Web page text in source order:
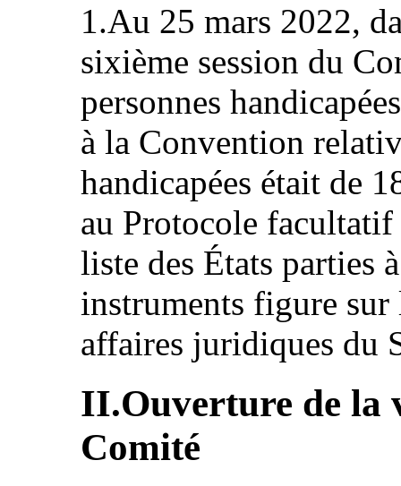
1.Au 25 mars 2022,
sixième session du
personnes
à la Convention
handicapées était de
au Protocole
liste des États parties
instruments figure sur
affaires juridiques du
II.Ouverture de la
Comité